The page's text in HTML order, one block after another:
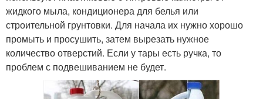
жидкого мыла, кондиционера для белья или
строительной грунтовки. Для начала их нужно хорошо
промыть и просушить, затем вырезать нужное
количество отверстий. Если у тары есть ручка, то
проблем с подвешиванием не будет.